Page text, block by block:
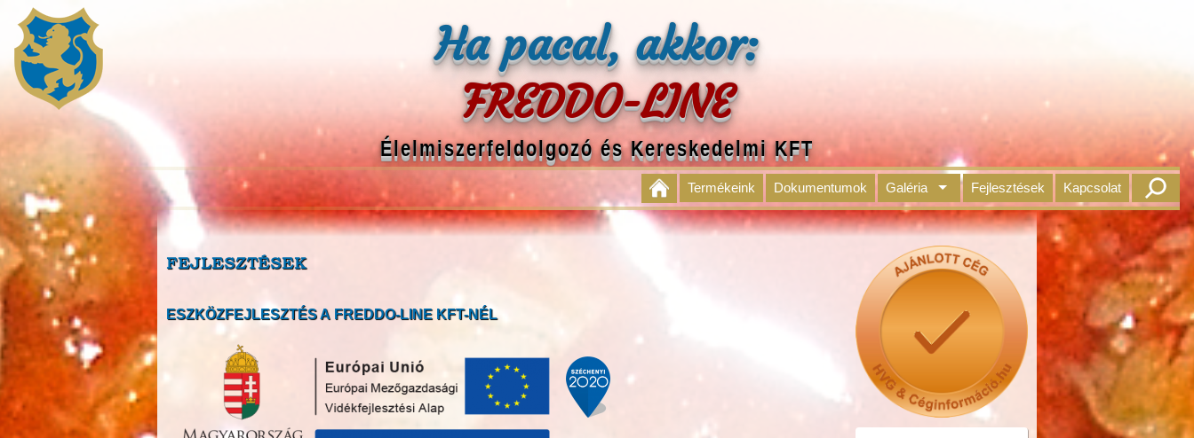
Ha pacal, akkor:
FREDDO-LINE
Élelmiszerfeldolgozó és Kereskedelmi KFT
Termékeink Dokumentumok Galéria Fejlesztések Kapcsolat
FEJLESZTÉSEK
ESZKÖZFEJLESZTÉS A FREDDO-LINE KFT-NÉL